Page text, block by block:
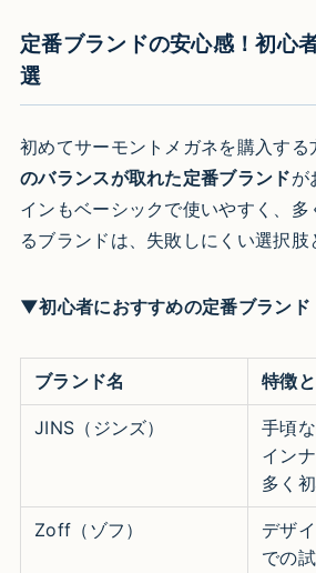
定番ブランドの安心感！初心
選
初めてサーモントメガネを購入する
のバランスが取れた定番ブランドが
インもベーシックで使いやすく、
るブランドは、失敗しにくい選択肢
▼初心者におすすめの定番ブランド
ブランド名 特徴
JINS（ジンズ）
手頃
イン
多く
Zoff（ゾフ）
デザ
での